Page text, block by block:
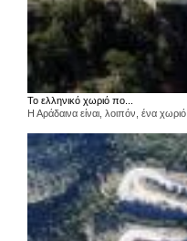
Το ελληνικό χωριό πο...
Η Αράδαινα είναι, λοιπόν, ένα